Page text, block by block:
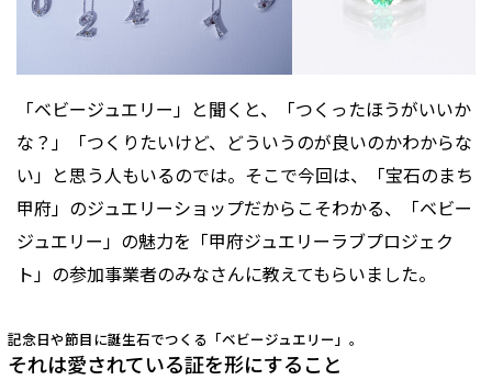
「ベビージュエリー」と聞くと、「つくったほうがいいか
な？」「つくりたいけど、どういうのが良いのかわからな
い」と思う人もいるのでは。そこで今回は、「宝石のまち
甲府」のジュエリーショップだからこそわかる、「ベビー
ジュエリー」の魅力を「甲府ジュエリーラブプロジェク
ト」の参加事業者のみなさんに教えてもらいました。
記念日や節目に誕生石でつくる「ベビージュエリー」。
それは愛されている証を形にすること――